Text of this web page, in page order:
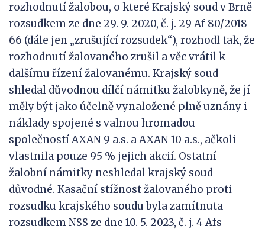
rozhodnutí žalobou, o které Krajský soud v Brně
rozsudkem ze dne 29. 9. 2020, č. j. 29 Af 80/2018-
66 (dále jen „zrušující rozsudek“), rozhodl tak, že
rozhodnutí žalovaného zrušil a věc vrátil k
dalšímu řízení žalovanému. Krajský soud
shledal důvodnou dílčí námitku žalobkyně, že jí
měly být jako účelně vynaložené plně uznány i
náklady spojené s valnou hromadou
společností AXAN 9 a.s. a AXAN 10 a.s., ačkoli
vlastnila pouze 95 % jejich akcií. Ostatní
žalobní námitky neshledal krajský soud
důvodné. Kasační stížnost žalovaného proti
rozsudku krajského soudu byla zamítnuta
rozsudkem NSS ze dne 10. 5. 2023, č. j. 4 Afs